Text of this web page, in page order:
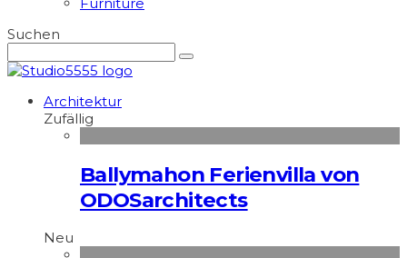
Suchen
Architektur
Zufällig
Ballymahon Ferienvilla von
ODOSarchitects
Neu